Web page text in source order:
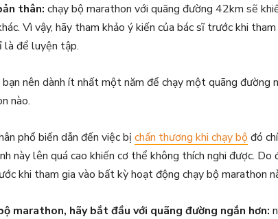
thân: chạy bộ marathon với quãng đường 42km sẽ
Vì vậy, hãy tham khảo ý kiến của bác sĩ trước khi
là để luyện tập.
bạn nên dành ít nhất một năm để chạy một quãng
nào.
phổ biến dẫn đến việc bị chấn thương khi chạy bộđó
này lên quá cao khiến cơ thể không thích nghi được.
khi tham gia vào bất kỳ hoạt động chạy bộ marathon
marathon, hãy bắt đầu với quãng đường ngắn hơn: